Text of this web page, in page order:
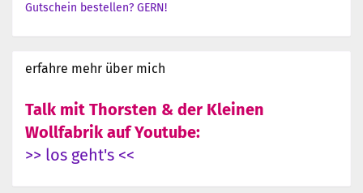
Gutschein bestellen? GERN!
erfahre mehr über mich
Talk mit Thorsten & der Kleinen
Wollfabrik auf Youtube:
>> los geht's <<